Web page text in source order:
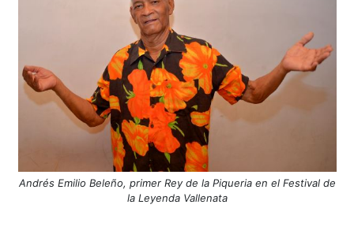
Andrés Emilio Beleño, primer Rey de la Piqueria en el Festival de
la Leyenda Vallenata